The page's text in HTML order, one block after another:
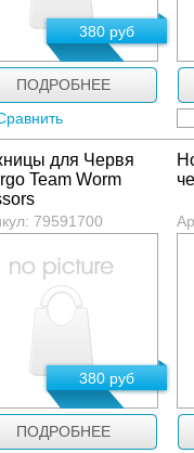
380 руб
ПОДРОБНЕЕ
для Червя
Team Worm
79591700
380 руб
ПОДРОБНЕЕ